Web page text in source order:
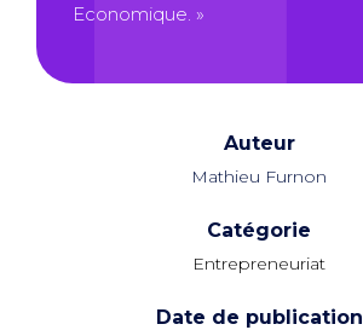
Economique. »
Auteur
Mathieu Furnon
Catégorie
Entrepreneuriat
Date de publication